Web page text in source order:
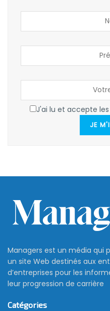
J'ai lu et accepte
JE
Managers est un média qui
un site Web destinés aux
d’entreprises pour les
leur progression de carrière
Catégories